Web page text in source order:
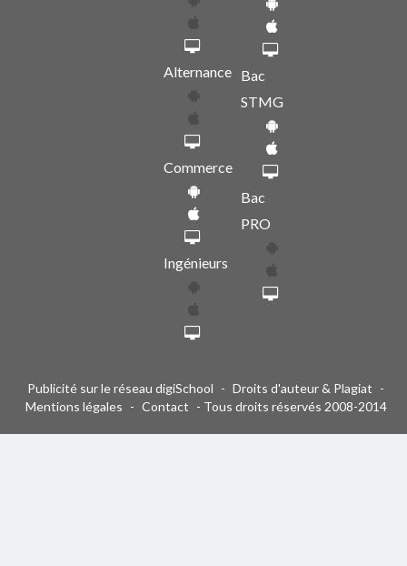
Alternance
Commerce
Ingénieurs
Bac
STMG
Bac
PRO
Publicité sur le réseau digiSchool - Droits d'auteur & Plagiat -
Mentions légales - Contact - Tous droits réservés 2008-2014